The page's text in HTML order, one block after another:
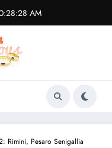
AM
Rimini, Pesaro Senigallia